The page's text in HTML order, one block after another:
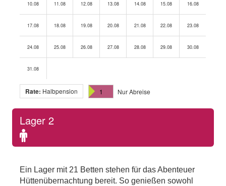
10.08 11.08 12.08 13.08 14.08 15.08 16.08
17.08 18.08 19.08 20.08 21.08 22.08 23.08
24.08 25.08 26.08 27.08 28.08 29.08 30.08
31.08
Rate: Halbpension 1 Nur Abreise
Lager 2
Standard
occupancy:
persons
Ein Lager mit 21 Betten stehen für das Abenteuer
Hüttenübernachtung bereit. So genießen sowohl